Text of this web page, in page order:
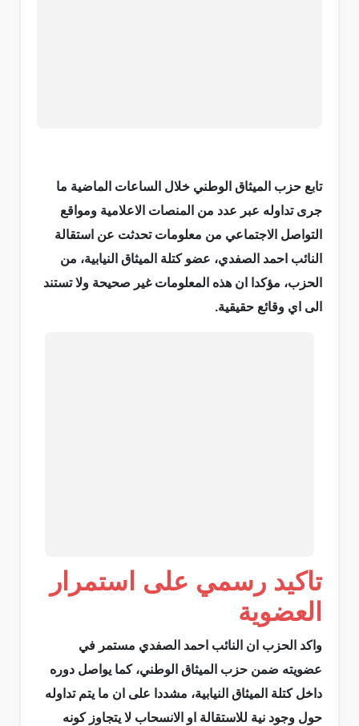
تابع حزب الميثاق الوطني خلال الساعات الماضية ما
جرى تداوله عبر عدد من المنصات الاعلامية ومواقع
التواصل الاجتماعي من معلومات تحدثت عن استقالة
النائب احمد الصفدي، عضو كتلة الميثاق النيابية، من
الحزب، مؤكدا ان هذه المعلومات غير صحيحة ولا تستند
الى اي وقائع حقيقية.
تاكيد رسمي على استمرار
العضوية
واكد الحزب ان النائب احمد الصفدي مستمر في
عضويته ضمن حزب الميثاق الوطني، كما يواصل دوره
داخل كتلة الميثاق النيابية، مشددا على ان ما يتم تداوله
حول وجود نية للاستقالة او الانسحاب لا يتجاوز كونه